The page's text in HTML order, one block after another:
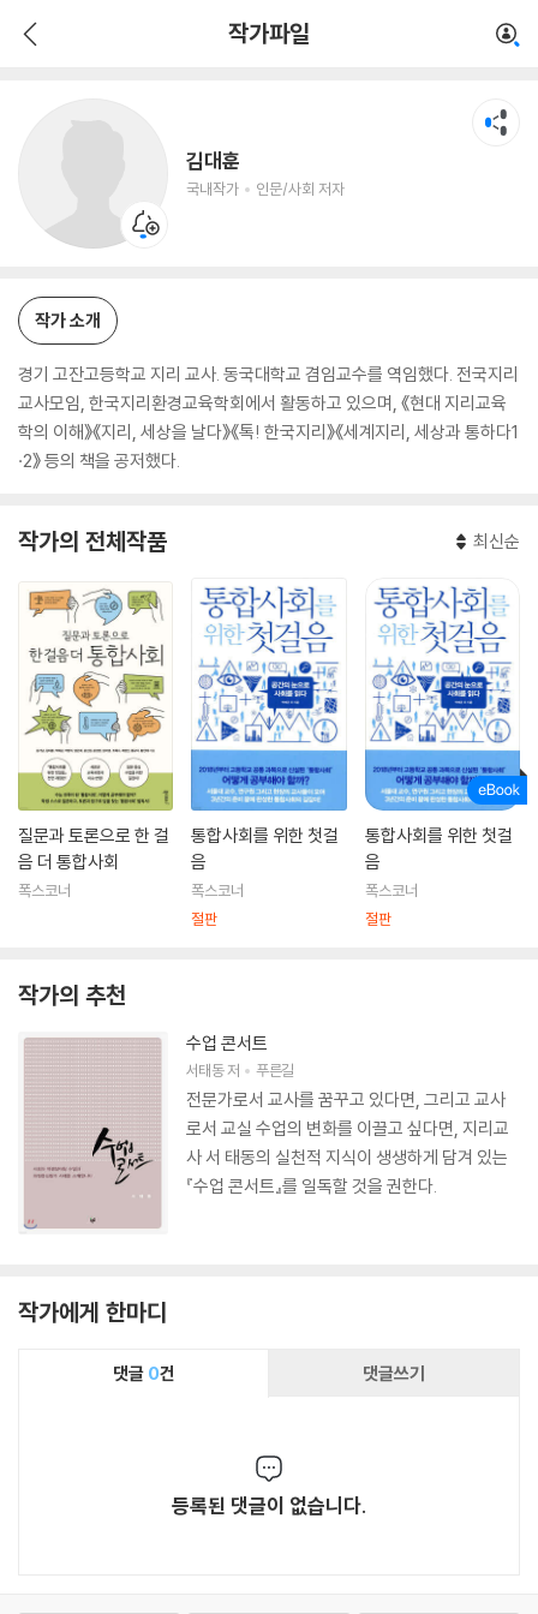
작가파일
김대훈
국내작가 인문/사회 저자
인문/사회 저자
작가 소개
경기 고잔고등학교 지리 교사. 동국대학교 겸임교수를 역임했다. 전국지리
교사모임, 한국지리환경교육학회에서 활동하고 있으며, 《현대 지리교육
학의 이해》《지리, 세상을 날다》《톡! 한국지리》《세계지리, 세상과 통하다1
·2》 등의 책을 공저했다.
작가의 전체작품 최신순
질문과 토론으로 한 걸
음 더 통합사회
폭스코너
통합사회를 위한 첫걸
음
폭스코너
절판
통합사회를 위한 첫걸
음
폭스코너
절판
작가의 추천
수업 콘서트
서태동저 푸른길
전문가로서 교사를 꿈꾸고 있다면, 그리고 교사
로서 교실 수업의 변화를 이끌고 싶다면, 지리교
사 서 태동의 실천적 지식이 생생하게 담겨 있는
『수업 콘서트』를 일독할 것을 권한다.
작가에게 한마디
댓글 0건 댓글쓰기
등록된 댓글이 없습니다.